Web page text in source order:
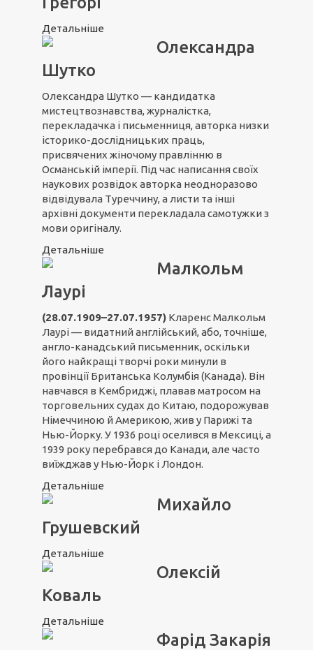
Детальніше
Олександра
Шутко
Олександра Шутко — кандидатка
мистецтвознавства, журналістка,
перекладачка і письменниця, авторка низки
історико-дослідницьких праць,
присвячених жіночому правлінню в
Османській імперії. Під час написання своїх
наукових розвідок авторка неодноразово
відвідувала Туреччину, а листи та інші
архівні документи перекладала самотужки з
мови оригіналу.
Детальніше
Малкольм
Лаурі
(28.07.1909–27.07.1957) Кларенс Малкольм
Лаурі — видатний англійський, або, точніше,
англо-канадський письменник, оскільки
його найкращі творчі роки минули в
провінції Британська Колумбія (Канада). Він
навчався в Кембриджі, плавав матросом на
торговельних судах до Китаю, подорожував
Німеччиною й Америкою, жив у Парижі та
Нью-Йорку. У 1936 році оселився в Мексиці, а
1939 року перебрався до Канади, але часто
виїжджав у Нью-Йорк і Лондон.
Детальніше
Михайло
Грушевский
Детальніше
Олексій
Коваль
Детальніше
Фарід Закарія